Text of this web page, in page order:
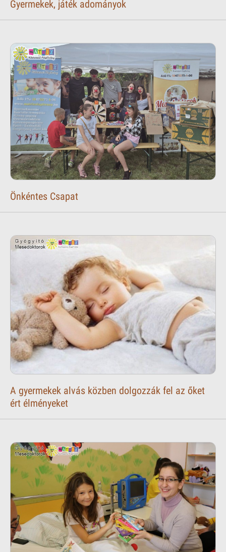
Gyermekek, játék adományok
Önkéntes Csapat
A gyermekek alvás közben dolgozzák fel az őket
ért élményeket